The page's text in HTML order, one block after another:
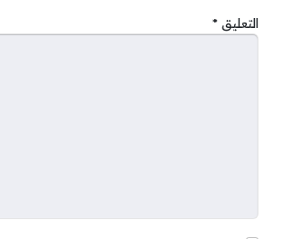
التعليق *